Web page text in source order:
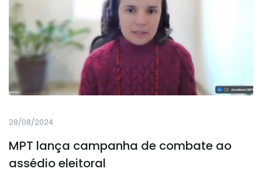
28/08/2024
MPT lança campanha de combate ao
assédio eleitoral